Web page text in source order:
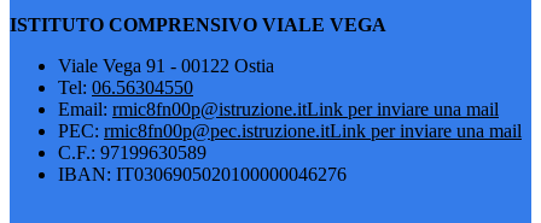
ISTITUTO COMPRENSIVO VIALE VEGA
Viale Vega 91 - 00122 Ostia
Tel: 06.56304550
Email: rmic8fn00p@istruzione.itLink per inviare una mail
PEC: rmic8fn00p@pec.istruzione.itLink per inviare una mail
C.F.: 97199630589
IBAN: IT0306905020100000046276